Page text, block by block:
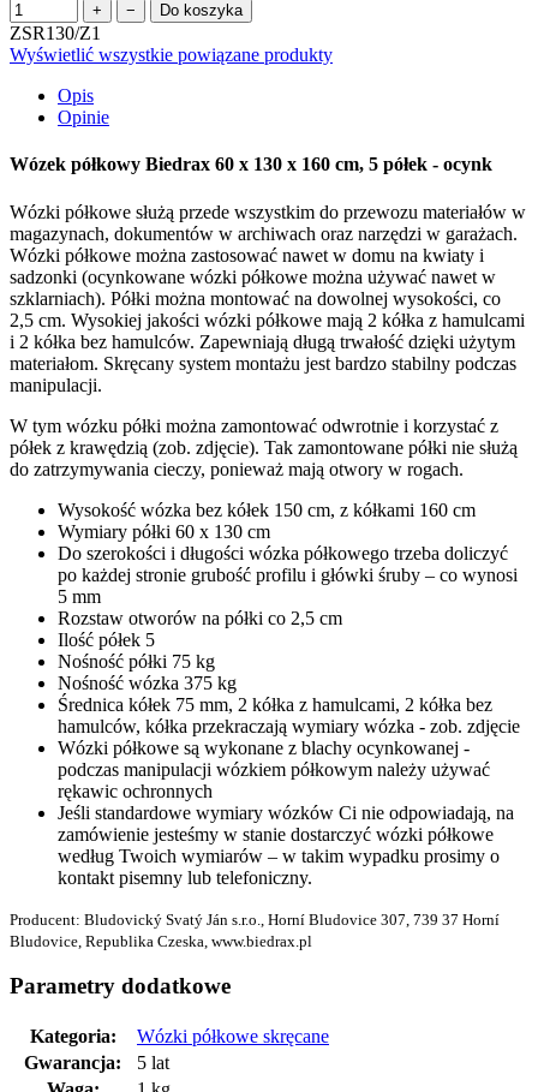
+ − Do koszyka
ZSR130/Z1
Wyświetlić wszystkie powiązane produkty
Opis
Opinie
Wózek półkowy Biedrax 60 x 130 x 160 cm, 5 półek - ocynk
Wózki półkowe służą przede wszystkim do przewozu materiałów w
magazynach, dokumentów w archiwach oraz narzędzi w garażach.
Wózki półkowe można zastosować nawet w domu na kwiaty i
sadzonki (ocynkowane wózki półkowe można używać nawet w
szklarniach). Półki można montować na dowolnej wysokości, co
2,5 cm. Wysokiej jakości wózki półkowe mają 2 kółka z hamulcami
i 2 kółka bez hamulców. Zapewniają długą trwałość dzięki użytym
materiałom. Skręcany system montażu jest bardzo stabilny podczas
manipulacji.
W tym wózku półki można zamontować odwrotnie i korzystać z
półek z krawędzią (zob. zdjęcie). Tak zamontowane półki nie służą
do zatrzymywania cieczy, ponieważ mają otwory w rogach.
Wysokość wózka bez kółek 150 cm, z kółkami 160 cm
Wymiary półki 60 x 130 cm
Do szerokości i długości wózka półkowego trzeba doliczyć
po każdej stronie grubość profilu i główki śruby – co wynosi
5 mm
Rozstaw otworów na półki co 2,5 cm
Ilość półek 5
Nośność półki 75 kg
Nośność wózka 375 kg
Średnica kółek 75 mm, 2 kółka z hamulcami, 2 kółka bez
hamulców, kółka przekraczają wymiary wózka - zob. zdjęcie
Wózki półkowe są wykonane z blachy ocynkowanej -
podczas manipulacji wózkiem półkowym należy używać
rękawic ochronnych
Jeśli standardowe wymiary wózków Ci nie odpowiadają, na
zamówienie jesteśmy w stanie dostarczyć wózki półkowe
według Twoich wymiarów – w takim wypadku prosimy o
kontakt pisemny lub telefoniczny.
Producent: Bludovický Svatý Ján s.r.o., Horní Bludovice 307, 739 37 Horní
Bludovice, Republika Czeska, www.biedrax.pl
Parametry dodatkowe
Kategoria:
Wózki półkowe skręcane
Gwarancja:
5 lat